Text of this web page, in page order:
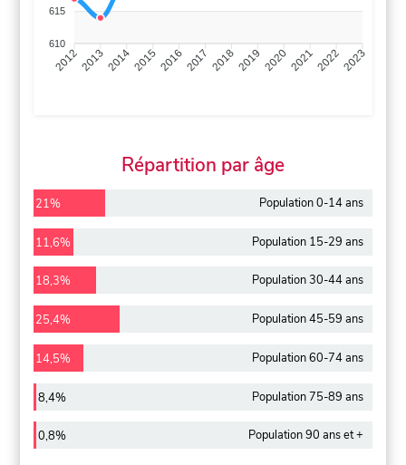
615
610
201220132014201520162017 20182019 2020202120222023
Répartition par âge
21% Population 0-14 ans
11,6% Population 15-29 ans
18,3% Population 30-44 ans
25,4% Population 45-59 ans
14,5% Population 60-74 ans
8,4% Population 75-89 ans
0,8% Population 90 ans et +